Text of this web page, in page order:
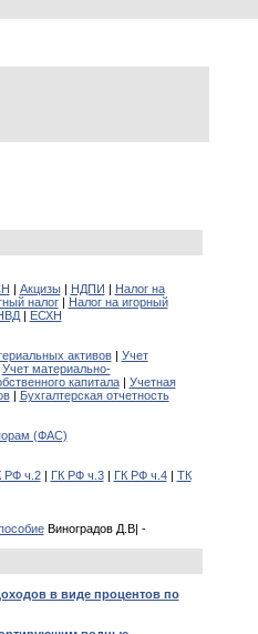
| Акцизы| НДПИ | Налог на
налог| Налог на игорный
| ЕСХН
активов| Учет
Учет материально-
капитала| Учетная
| Бухгалтерская отчетность
(ФАС)
РФ ч.2| ГК РФ ч.3| ГК РФ ч.4| ТК
Виноградов Д.В| -
в виде процентов по